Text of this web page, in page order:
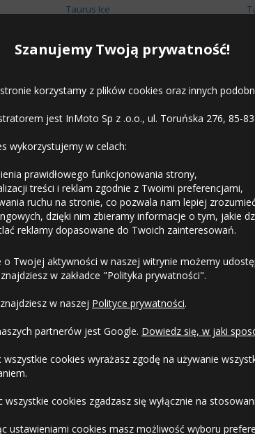
Szanujemy Twoją prywatność!
korzystamy z plików cookies oraz innych
jest InMoto Sp z .o.o., ul. Toruńska 276, 85-
wykorzystujemy w celach:
prawidłowego funkcjonowania strony,
treści i reklam zgodnie z Twoimi preferencjami,
ruchu na stronie, co pozwala nam lepiej
dzięki nim zbieramy informacje o tym, jakie
reklamy dopasowane do Twoich zainteresowań.
o Twojej aktywności w naszej witrynie możemy
w zakładce "Polityka prywatności".
w naszej Polityce prywatności.
partnerów jest Google. Dowiedz się, w jaki
wszystkie cookies wyrażasz zgodę na używanie
wszystkie cookies zgadzasz się wyłącznie na
ustawieniami cookies masz możliwość wyboru
Taurus Ice
Taurus Winter
Odstąpienie
Dlaczego
Raty